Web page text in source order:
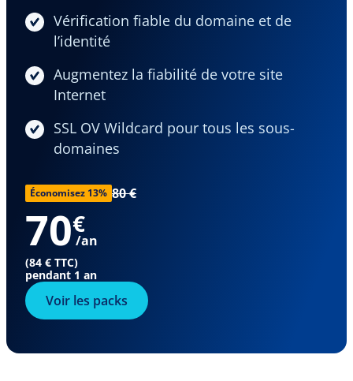
Vérification fiable du domaine et de
l’identité
Augmentez la fiabilité de votre site
Internet
SSL OV Wildcard pour tous les sous-
domaines
Économisez 13% 80 €
70€
/an
(84 € TTC)
pendant 1 an
Voir les packs